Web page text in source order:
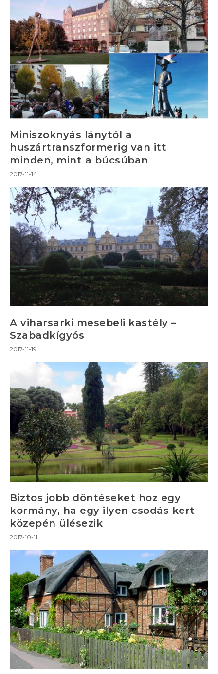
Miniszoknyás lánytól a
huszártranszformerig van itt
minden, mint a búcsúban
2017-11-14
A viharsarki mesebeli kastély –
Szabadkígyós
2017-11-19
Biztos jobb döntéseket hoz egy
kormány, ha egy ilyen csodás kert
közepén ülésezik
2017-10-11